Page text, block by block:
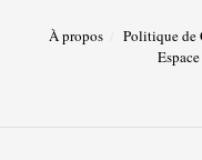
À propos Politique de